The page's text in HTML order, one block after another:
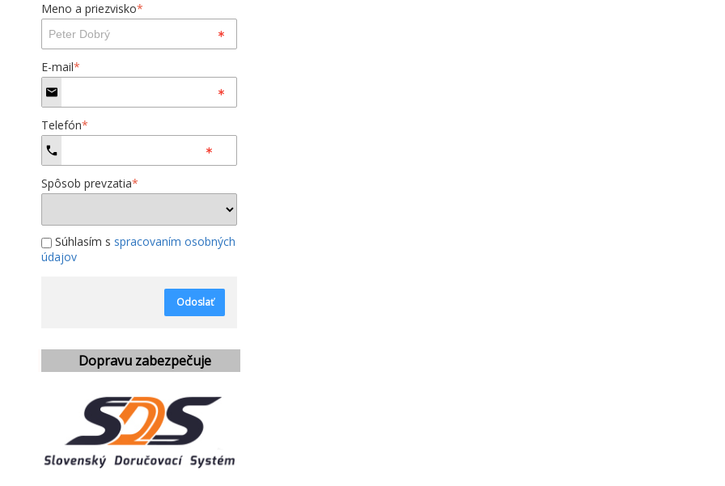
Meno a priezvisko*
E-mail*
Telefón*
Spôsob prevzatia*
Súhlasím s spracovaním osobných
údajov
Odoslať
Dopravu zabezpečuje